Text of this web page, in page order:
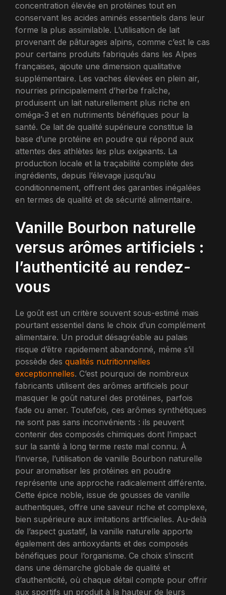
concentration élevée en protéines tout en
conservant les acides aminés essentiels dans leur
forme la plus assimilable. L’utilisation de lait
provenant de pâturages alpins, comme c’est le cas
pour certains produits fabriqués dans les Alpes
françaises, ajoute une dimension qualitative
supplémentaire. Les vaches élevées en plein air,
nourries principalement d’herbe fraîche,
produisent un lait naturellement plus riche en
oméga-3 et en nutriments bénéfiques pour la
santé. Ce lait de qualité supérieure constitue la
base d’une protéine en poudre qui répond aux
attentes des athlètes les plus exigeants. La
production locale et la traçabilité complète des
ingrédients, depuis l’élevage jusqu’au
conditionnement, offrent des garanties inégalées
en termes de qualité et de sécurité alimentaire.
Vanille Bourbon naturelle
versus arômes artificiels :
l’authenticité au rendez-
vous
Le goût est un critère souvent sous-estimé mais
pourtant essentiel dans le choix d’un complément
alimentaire. Un produit désagréable au palais
risque d’être rapidement abandonné, même s’il
possède des qualités nutritionnelles
exceptionnelles. C’est pourquoi de nombreux
fabricants utilisent des arômes artificiels pour
masquer le goût naturel des protéines, parfois
fade ou amer. Toutefois, ces arômes synthétiques
ne sont pas sans inconvénients : ils peuvent
contenir des composés chimiques dont l’impact
sur la santé à long terme reste mal connu. À
l’inverse, l’utilisation de vanille Bourbon naturelle
pour aromatiser les protéines en poudre
représente une approche radicalement différente.
Cette épice noble, issue de gousses de vanille
authentiques, offre une saveur riche et complexe,
bien supérieure aux imitations artificielles. Au-delà
de l’aspect gustatif, la vanille naturelle apporte
également des antioxydants et des composés
bénéfiques pour l’organisme. Ce choix s’inscrit
dans une démarche globale de qualité et
d’authenticité, où chaque détail compte pour offrir
aux sportifs un produit à la hauteur de leurs